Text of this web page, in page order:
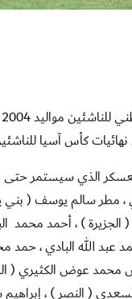
نهائيات كأس آسيا
ماجد سالم 24 لاعبا لهذا
، مطر سالم يوسف (
) ، أحمد محمد
الله البادي ، حمد
محمد عوض الكثيري (
( النصر ) ،